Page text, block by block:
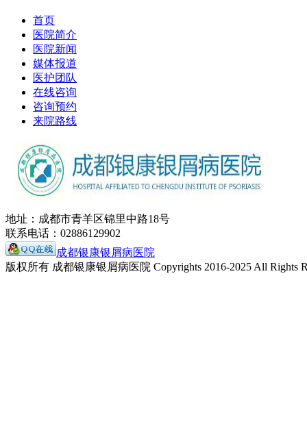
首页
医院简介
医院新闻
媒体报道
医护团队
在线咨询
咨询预约
来院路线
地址：成都市青羊区锦里中路18号
联系电话：02886129902
成都银康银屑病医院
版权所有 成都银康银屑病医院 Copyrights 2016-2025 All Rights